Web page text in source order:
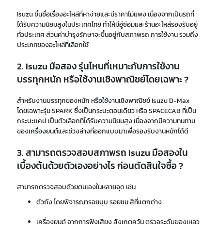
Isuzu ขึ้นชื่อเรื่องอะไหล่ที่หาง่ายและมีราคาไม่แพง เนื่องจากเป็นรถที่
ได้รับความนิยมสูงในประเทศไทย ทำให้มีอู่ซ่อมและร้านอะไหล่รองรับอยู่
ทั่วประเทศ ส่วนค่าบำรุงรักษาจะขึ้นอยู่กับสภาพรถ การใช้งาน รวมถึง
ประเภทของอะไหล่ที่เลือกใช้
2. Isuzu มือสอง รุ่นไหนที่เหมาะกับการใช้งาน
บรรทุกหนัก หรือใช้งานเชิงพาณิชย์โดยเฉพาะ ?
สำหรับงานบรรทุกของหนัก หรือใช้งานเชิงพาณิชย์ Isuzu D-Max
โดยเฉพาะรุ่น SPARK ซึ่งเป็นกระบะตอนเดียว หรือ SPACECAB ที่เป็น
กระบะแคป เป็นตัวเลือกที่ได้รับความนิยมสูง เนื่องจากมีความทนทาน
ของเครื่องยนต์และช่วงล่างที่ออกแบบมาเพื่อรองรับงานหนักได้ดี
3. สามารถตรวจสอบสภาพรถ Isuzu มือสองใน
เบื้องต้นด้วยตัวเองอย่างไร ก่อนตัดสินใจซื้อ ?
สามารถตรวจสอบด้วยตนเองในหลายจุด เช่น
ตัวถัง โดยพิจารณารอยบุบ รอยชน สีที่แตกต่าง
เครื่องยนต์ จากการฟังเสียง สังเกตควัน ตรวจระดับของเหลว